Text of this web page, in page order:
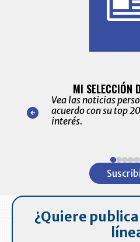
nuestro
para
MI SELECCIÓN
Vea las noticias
acuerdo con su top
interés.
¿Quiere